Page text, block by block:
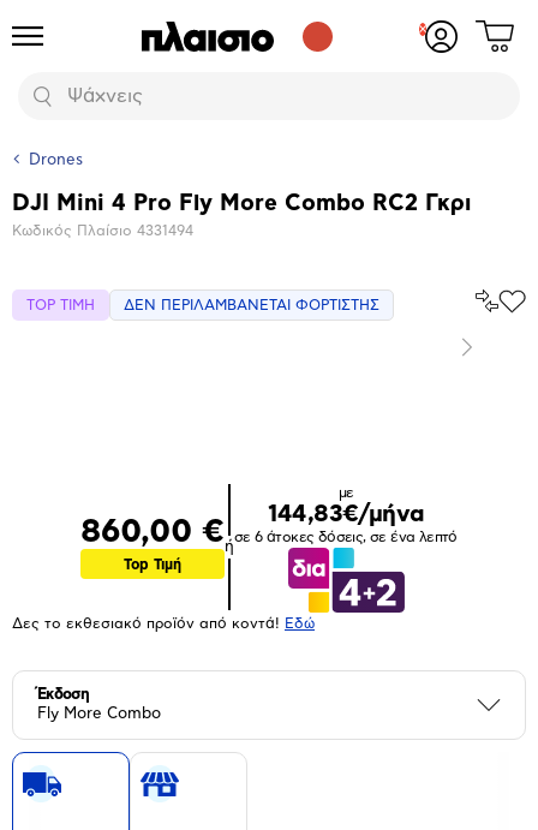
Προϊόντα
Αναζήτηση
Δες
Drones
Βασικά
DJI Mini 4 Pro Fly More Combo RC2 Γκρι
Κωδικός Πλαίσιο 4331494
TOP ΤΙΜΗ ΔΕΝ ΠΕΡΙΛΑΜΒΑΝΕΤΑΙ ΦΟΡΤΙΣΤΗΣ
Επόμενο
860,00 €
Top Τιμή
ή
με
144,83€/μήνα
σε 6 άτοκες δόσεις, σε ένα λεπτό
Δες το εκθεσιακό προϊόν από κοντά! Eδώ
Έκδοση
Fly More Combo